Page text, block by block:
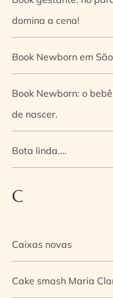
domina a cena!
Book Newborn em
Book Newborn: o
de nascer.
Bota linda….
C
Caixas novas
Cake smash Maria